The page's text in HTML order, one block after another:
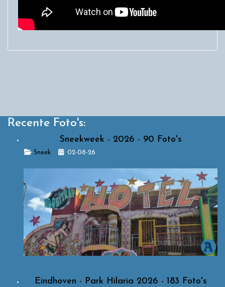
Recente Foto's:
Sneekweek - 2026 - 90 Foto's
Details
Sneek 02-08-26
Eindhoven - Park Hilaria 2026 - 183 Foto's